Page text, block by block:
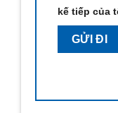
kế tiếp của